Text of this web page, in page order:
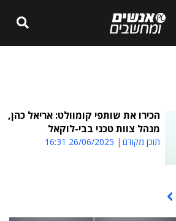
הכירו את שותפי קומוולט: אריאל כהן,
מנהל צוות טכני בבי-לוקאל
תוכן מקודם 26/06/2025 16:31